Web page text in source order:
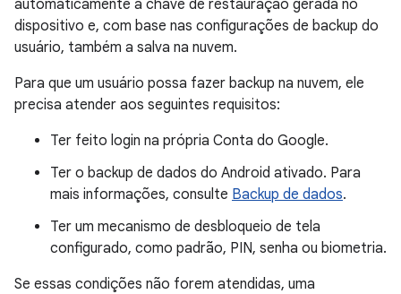
automaticamente a chave de restauração gerada no
dispositivo e, com base nas configurações de backup do
usuário, também a salva na nuvem.
Para que um usuário possa fazer backup na nuvem, ele
precisa atender aos seguintes requisitos:
Ter feito login na própria Conta do Google.
Ter o backup de dados do Android ativado. Para
mais informações, consulte Backup de dados.
Ter um mecanismo de desbloqueio de tela
configurado, como padrão, PIN, senha ou biometria.
Se essas condições não forem atendidas, uma